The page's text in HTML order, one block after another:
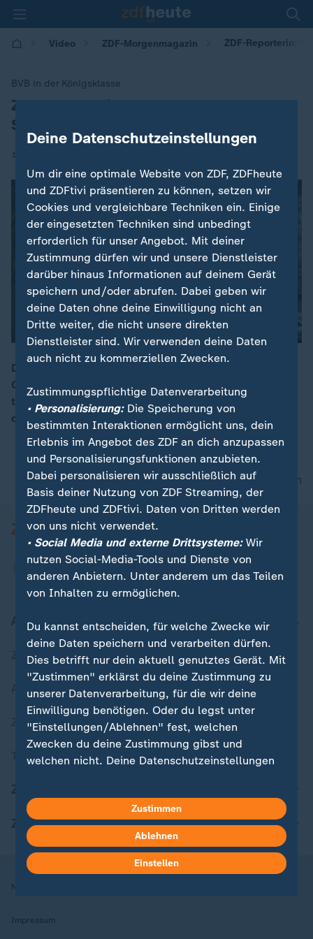
Video ZDF-Morgenmagazin ZDF-Reporterin:
BVB in der Königsklasse
:
ZDF-Reporterin: "Ausfall von
Schlotterbeck tut weh"
17.02.2026 | 05:30
Es ist ein Fehler aufgetreten. Versuche
es später noch einmal. Errorcode:1
Der BVB geht verletzungsgeschwächt in die CL-Play-
Offs. "Besonders der Ausfall von Nico Schlotterbeck
tut weh. Niko Kovač hat aber genügend Optionen für
die Defensive", berichtet Lili Engels.
nach oben
Aktuell bei ZDFheute
Zuletzt veröffentlicht
Aktuelle Sendungs-Videos
ZDFheute Stories
Themen im Überblick
ZDFheute Apps
Nutzungsbedingungen
Impressum
Deine Datenschutzeinstellungen
Um dir eine optimale Website von ZDF, ZDFheute
und ZDFtivi präsentieren zu können, setzen wir
Cookies und vergleichbare Techniken ein. Einige
der eingesetzten Techniken sind unbedingt
erforderlich für unser Angebot. Mit deiner
Zustimmung dürfen wir und unsere Dienstleister
darüber hinaus Informationen auf deinem Gerät
speichern und/oder abrufen. Dabei geben wir
deine Daten ohne deine Einwilligung nicht an
Dritte weiter, die nicht unsere direkten
Dienstleister sind. Wir verwenden deine Daten
auch nicht zu kommerziellen Zwecken.
Zustimmungspflichtige Datenverarbeitung
• Personalisierung:Die Speicherung von
bestimmten Interaktionen ermöglicht uns, dein
Erlebnis im Angebot des ZDF an dich anzupassen
und Personalisierungsfunktionen anzubieten.
Dabei personalisieren wir ausschließlich auf
Basis deiner Nutzung von ZDF Streaming, der
ZDFheute und ZDFtivi. Daten von Dritten werden
von uns nicht verwendet.
• Social Media und externe Drittsysteme:Wir
nutzen Social-Media-Tools und Dienste von
anderen Anbietern. Unter anderem um das Teilen
von Inhalten zu ermöglichen.
Du kannst entscheiden, für welche Zwecke wir
deine Daten speichern und verarbeiten dürfen.
Dies betrifft nur dein aktuell genutztes Gerät. Mit
"Zustimmen" erklärst du deine Zustimmung zu
unserer Datenverarbeitung, für die wir deine
Einwilligung benötigen. Oder du legst unter
"Einstellungen/Ablehnen" fest, welchen
Zwecken du deine Zustimmung gibst und
welchen nicht. Deine Datenschutzeinstellungen
Hier findest du das Impressum.
Weitere Informationen findest du in unserer
Datenschutzerklärung.
Zustimmen
Ablehnen
Einstellen